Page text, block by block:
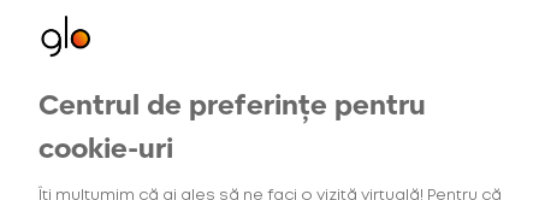
Centrul de preferințe pentru
cookie-uri
Îți mulțumim că ai ales să ne faci o vizită virtuală! Pentru că